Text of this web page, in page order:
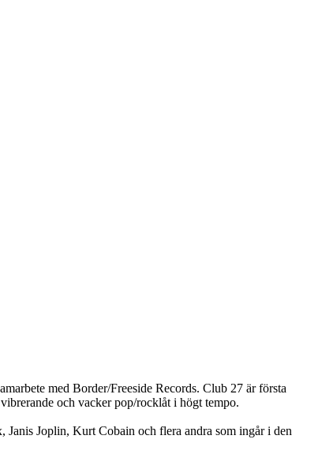
med Border/Freeside Records. Club 27 är första
och vacker pop/rocklåt i högt tempo.
Joplin, Kurt Cobain och flera andra som ingår i den